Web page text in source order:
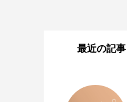
最近の記事